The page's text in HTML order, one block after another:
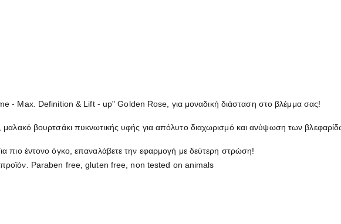
- Max. Definition & Lift - up" Golden Rose, για μοναδική διάσταση στο βλέμμα σας!
βουρτσάκι πυκνωτικής υφής για απόλυτο διαχωρισμό και ανύψωση των
πιο έντονο όγκο, επαναλάβετε την εφαρμογή με δεύτερη στρώση!
προϊόν. Paraben free, gluten free, non tested on animals